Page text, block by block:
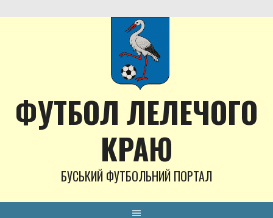
to
ФУТБОЛ ЛЕЛЕЧОГО
КРАЮ
БУСЬКИЙ ФУТБОЛЬНИЙ ПОРТАЛ